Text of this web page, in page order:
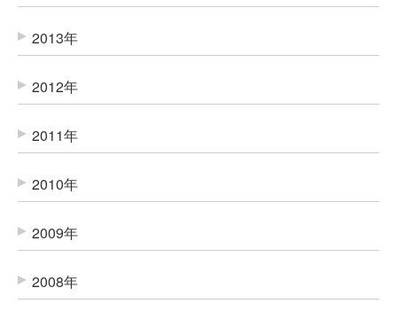
2013年
2012年
2011年
2010年
2009年
2008年